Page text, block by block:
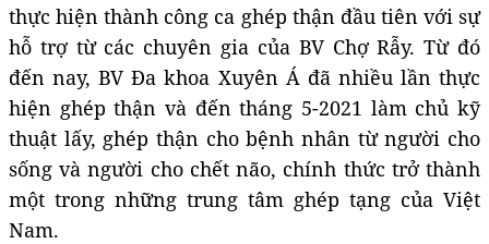
thực hiện thành công ca ghép thận đầu tiên với sự
hỗ trợ từ các chuyên gia của BV Chợ Rẫy. Từ đó
đến nay, BV Đa khoa Xuyên Á đã nhiều lần thực
hiện ghép thận và đến tháng 5-2021 làm chủ kỹ
thuật lấy, ghép thận cho bệnh nhân từ người cho
sống và người cho chết não, chính thức trở thành
một trong những trung tâm ghép tạng của Việt
Nam.